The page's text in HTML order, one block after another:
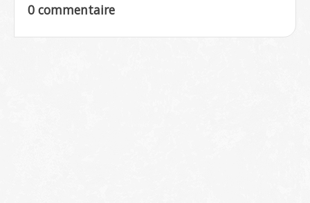
0 commentaire